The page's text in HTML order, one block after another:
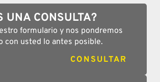
UNA CONSULTA?
formulario y nos pondremos
con usted lo antes posible.
CONSULTAR